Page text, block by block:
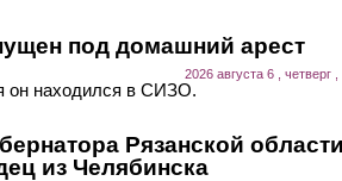
под домашний арест
2026 августа 6 , четверг
он находился в СИЗО.
Рязанской
из Челябинска